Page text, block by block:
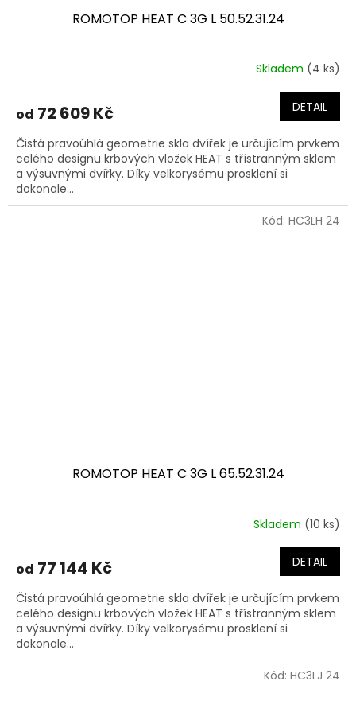
ROMOTOP HEAT C 3G L 50.52.31.24
Skladem (4 ks)
od 72 609 Kč DETAIL
Čistá pravoúhlá geometrie skla dvířek je určujícím prvkem
celého designu krbových vložek HEAT s třístranným sklem
a výsuvnými dvířky. Díky velkorysému prosklení si
dokonale...
ROMOTOP HEAT C 3G L 65.52.31.24
Skladem (10 ks)
od 77 144 Kč DETAIL
Čistá pravoúhlá geometrie skla dvířek je určujícím prvkem
celého designu krbových vložek HEAT s třístranným sklem
a výsuvnými dvířky. Díky velkorysému prosklení si
dokonale...
Kód: HC3LH 24
Kód: HC3LJ 24